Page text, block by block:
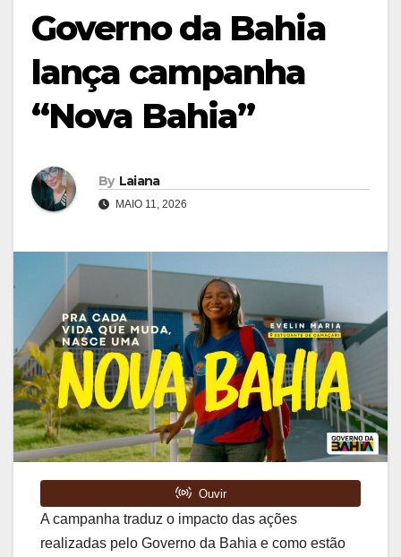
Governo da Bahia
lança campanha
“Nova Bahia”
By Laiana
MAIO 11, 2026
A campanha traduz o impacto das ações
realizadas pelo Governo da Bahia e como estão